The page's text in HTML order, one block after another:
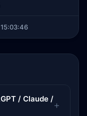
/ Claude /